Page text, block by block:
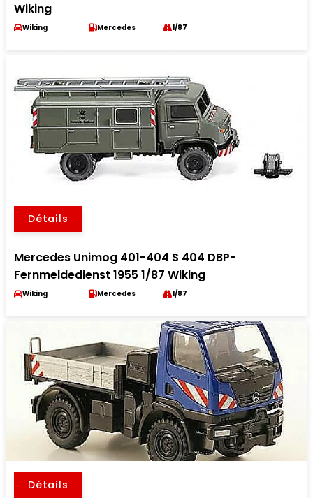
Wiking
Wiking Mercedes 1/87
Détails
Mercedes Unimog 401-404 S 404 DBP-
Fernmeldedienst 1955 1/87 Wiking
Wiking Mercedes 1/87
Détails